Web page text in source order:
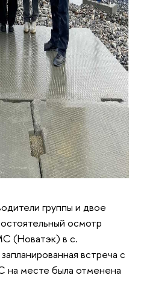
группы и двое
осмотр
(Новатэк) в с.
встреча с
месте была отменена